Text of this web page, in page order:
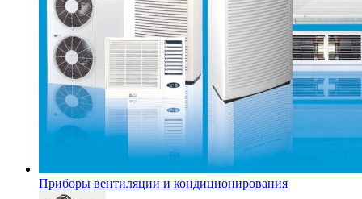
Приборы вентиляции и кондиционирования